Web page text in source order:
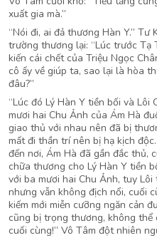
xuất gia mà.”
“Nói đi, ai đả thương Hàn Y.”
trường thương lại: “Lúc trước Tạ
kiến cái chết của Triệu Ngọc
cô ấy về giúp ta, sao lại là hòa
đâu?”
“Lúc đó Lý Hàn Y tiền bối và
mươi hai Chu Ảnh của Ám Hà
giao thủ với nhau nên đã bị
mất đi thần trí nên bị hạ kịch
đến nơi, Ám Hà đã gần đắc thủ,
chữa thương cho Lý Hàn Y tiền
với ba mươi hai Chu Ảnh, tuy
nhưng vẫn không địch nổi, cuối
kiếm mới miễn cưỡng ngăn cản
cũng bị trọng thương, không thể
cuối cùng!” Vô Tâm đột nhiên